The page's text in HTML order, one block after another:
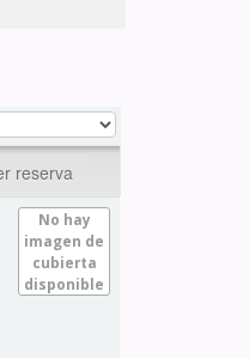
reserva
No hay
imagen de
cubierta
disponible